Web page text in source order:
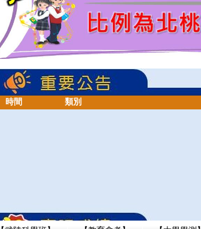
時間 類別